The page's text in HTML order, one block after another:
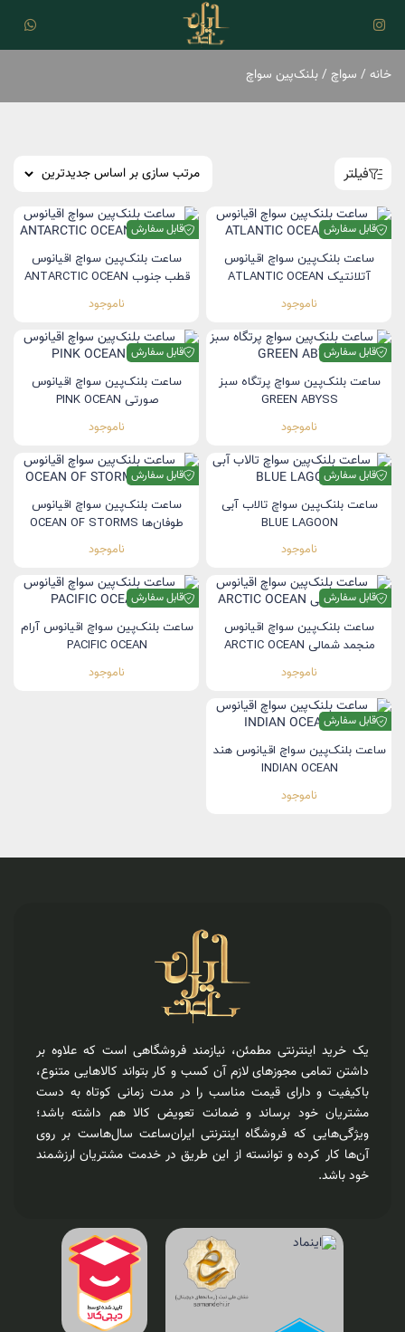
خانه / سواچ / بلنک‌پین سواچ
فیلتر
قابل سفارش
ساعت بلنک‌‌پین سواچ اقیانوس
آتلانتیک ATLANTIC OCEAN
ناموجود
قابل سفارش
ساعت بلنک‌‌پین سواچ اقیانوس
قطب جنوب ANTARCTIC OCEAN
ناموجود
قابل سفارش
ساعت بلنک‌‌پین سواچ پرتگاه سبز
GREEN ABYSS
ناموجود
قابل سفارش
ساعت بلنک‌‌پین سواچ اقیانوس
صورتی PINK OCEAN
ناموجود
قابل سفارش
ساعت بلنک‌‌پین سواچ تالاب آبی
BLUE LAGOON
ناموجود
قابل سفارش
ساعت بلنک‌‌پین سواچ اقیانوس
طوفان‌ها OCEAN OF STORMS
ناموجود
قابل سفارش
ساعت بلنک‌‌پین سواچ اقیانوس
منجمد شمالی ARCTIC OCEAN
ناموجود
قابل سفارش
ساعت بلنک‌‌پین سواچ اقیانوس آرام
PACIFIC OCEAN
ناموجود
قابل سفارش
ساعت بلنک‌‌پین سواچ اقیانوس هند
INDIAN OCEAN
ناموجود
یک خرید اینترنتی مطمئن، نیازمند فروشگاهی است که علاوه بر
داشتن تمامی مجوزهای لازم آن کسب و کار بتواند کالاهایی متنوع،
باکیفیت و دارای قیمت مناسب را در مدت زمانی کوتاه به دست
مشتریان خود برساند و ضمانت تعویض کالا هم داشته باشد؛
ویژگی‌هایی که فروشگاه اینترنتی ایران‌ساعت سال‌هاست بر روی
آن‌ها کار کرده و توانسته از این طریق در خدمت مشتریان ارزشمند
خود باشد.